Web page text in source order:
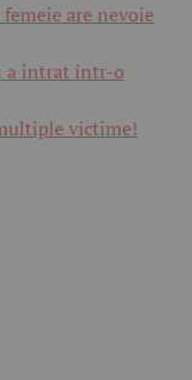
are nevoie
a intrat într-o
victime!